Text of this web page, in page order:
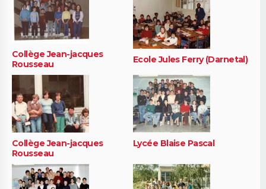
Collège Jean-jacques
Rousseau
Ecole Jules Ferry (Darnetal)
Collège Jean-jacques
Rousseau
Lycée Blaise Pascal